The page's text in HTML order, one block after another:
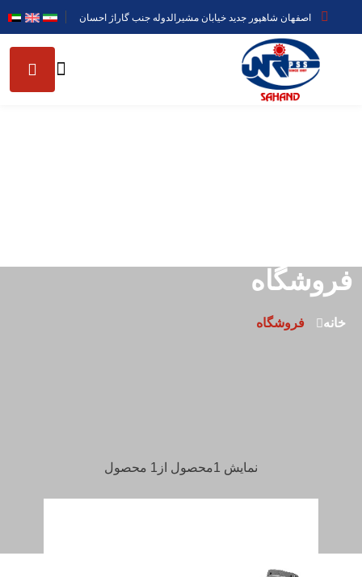
اصفهان شاهپور جدید خیابان مشیرالدوله جنب گاراژ احسان
فروشگاه
خانه فروشگاه
نمایش 1محصول از1 محصول